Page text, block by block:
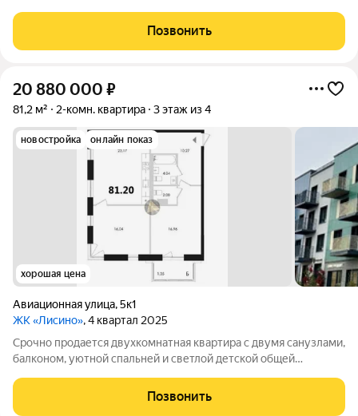
класса в Сестрорецке. Идеальное место для комфортной
семейной жизни в окружении зелёных
Позвонить
20 880 000 ₽
81,2 м² 2-комн. квартира 3 этаж из 4
новостройка онлайн показ
хорошая цена
Авиационная улица,5к1
ЖК «Лисино», 4 квартал 2025
Срочно продается двухкомнатная квартира с двумя санузлами,
балконом, уютной спальней и светлой детской общей
инфраструктурой в престижном Курортном районе Санкт-
Петербурга! Жилой комплекс
Позвонить